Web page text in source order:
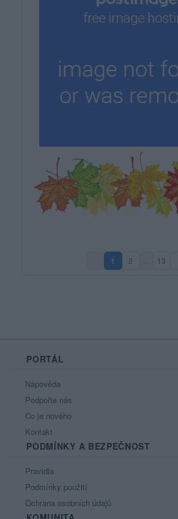
1(aktuální strana)
2 13
PORTÁL
Nápověda
Podpořte nás
Co je nového
Kontakt
PODMÍNKY A BEZPEČNOST
Pravidla
Podmínky použití
Ochrana osobních údajů